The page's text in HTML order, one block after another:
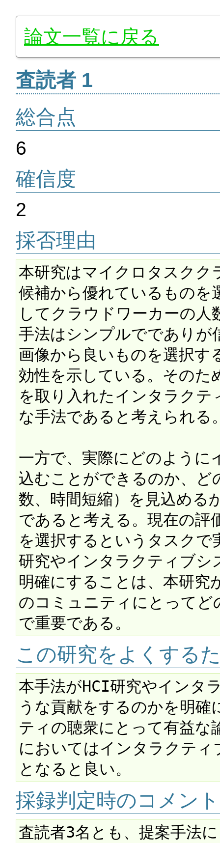
論文一覧に戻る
査読者 1
総合点
6
確信度
2
採否理由
本研究はマイクロタスクク
候補から優れているものを
してクラウドワーカーの
手法はシンプルででありが
画像から良いものを選択す
効性を示している。そのた
を取り入れたインタラク
な手法であると考えられる
一方で、実際にどのように
込むことができるのか、ど
数、時間短縮）を見込める
であると考える。現在の評
を選択するというタスク
研究やインタラクティブ
明確にすることは、本研
のコミュニティにとって
この研究をよくする
本手法がHCI研究やインタ
うな貢献をするのかを明
ティの聴衆にとって有益な
においてはインタラクテ
採録判定時のコメント
査読者3名とも、提案手法